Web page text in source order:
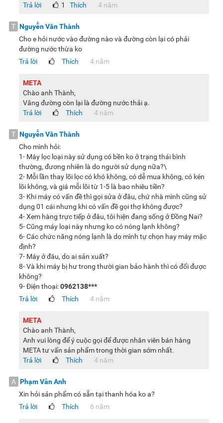
Trả lời
Thích
1 4 năm
T Nguyễn Văn Thành
Cho e hỏi nước vào đường nào và đường còn lại có phải
đường nước thừa ko
Trả lời
Thích 4 năm
META
Chào anh Thành,
Vâng đường còn lại là đường nước thải ạ.
Trả lời
Thích 4 năm
T Nguyễn Văn Thành
Cho mình hỏi:
1- Máy lọc loại này sử dụng có bền ko ở trạng thái bình
thường, đương nhiên là do người sử dụng nữa?\
2- Mỗi lần thay lõi lọc có khó không, có dễ mua không, có kén
lõi không, và giá mỗi lõi từ 1-5 là bao nhiêu tiền?
3- Khi máy có vấn đề thì gọi sửa ở đâu, chứ nhà mình cũng sử
dụng 01 cái nhưng khi có vấn đề gọi thợ không được?
4- Xem hàng trực tiếp ở đâu, tôi hiện đang sống ở Đồng Nai?
5- Cũng máy loại này nhưng ko có nóng lạnh không?
6- Các chức năng nóng lạnh là do mình tự chọn hay máy mặc
định?
7- Máy ở đâu, do ai sản xuất?
8- Và khi máy bị hư trong thười gian bảo hành thì có đổi được
không?
9- Điện thoại:0962138***
Trả lời
Thích 4 năm
META
Chào anh Thành,
Anh vui lòng để ý cuộc gọi để được nhân viên bán hàng
META tư vấn sản phẩm trong thời gian sớm nhất.
Trả lời
Thích 4 năm
A Phạm Vân Anh
Xin hỏi sản phẩm có sẵn tại thanh hóa ko a?
Trả lời
Thích 6 năm